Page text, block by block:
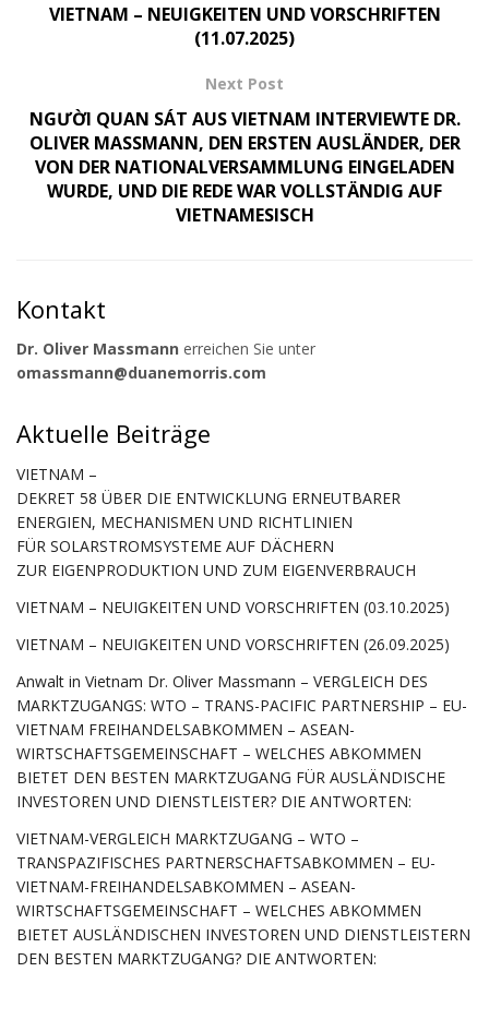
VIETNAM – NEUIGKEITEN UND VORSCHRIFTEN
(11.07.2025)
Next Post
NGƯỜI QUAN SÁT AUS VIETNAM INTERVIEWTE DR.
OLIVER MASSMANN, DEN ERSTEN AUSLÄNDER, DER
VON DER NATIONALVERSAMMLUNG EINGELADEN
WURDE, UND DIE REDE WAR VOLLSTÄNDIG AUF
VIETNAMESISCH
Kontakt
Dr. Oliver Massmann erreichen Sie unter
omassmann@duanemorris.com
Aktuelle Beiträge
VIETNAM –
DEKRET 58 ÜBER DIE ENTWICKLUNG ERNEUTBARER
ENERGIEN, MECHANISMEN UND RICHTLINIEN
FÜR SOLARSTROMSYSTEME AUF DÄCHERN
ZUR EIGENPRODUKTION UND ZUM EIGENVERBRAUCH
VIETNAM – NEUIGKEITEN UND VORSCHRIFTEN (03.10.2025)
VIETNAM – NEUIGKEITEN UND VORSCHRIFTEN (26.09.2025)
Anwalt in Vietnam Dr. Oliver Massmann – VERGLEICH DES
MARKTZUGANGS: WTO – TRANS-PACIFIC PARTNERSHIP – EU-
VIETNAM FREIHANDELSABKOMMEN – ASEAN-
WIRTSCHAFTSGEMEINSCHAFT – WELCHES ABKOMMEN
BIETET DEN BESTEN MARKTZUGANG FÜR AUSLÄNDISCHE
INVESTOREN UND DIENSTLEISTER? DIE ANTWORTEN:
VIETNAM-VERGLEICH MARKTZUGANG – WTO –
TRANSPAZIFISCHES PARTNERSCHAFTSABKOMMEN – EU-
VIETNAM-FREIHANDELSABKOMMEN – ASEAN-
WIRTSCHAFTSGEMEINSCHAFT – WELCHES ABKOMMEN
BIETET AUSLÄNDISCHEN INVESTOREN UND DIENSTLEISTERN
DEN BESTEN MARKTZUGANG? DIE ANTWORTEN: